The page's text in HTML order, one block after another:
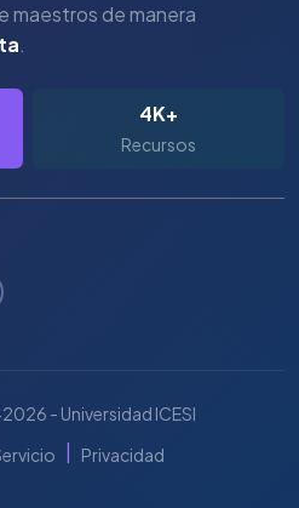
maestros de manera
.
4K+
Recursos
- Universidad ICESI
Privacidad